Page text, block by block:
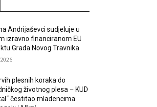
Andrijaševci sudjeluje u
izravno financiranom EU
Grada Novog Travnika
plesnih koraka do
životnog plesa – KUD
čestitao mladencima